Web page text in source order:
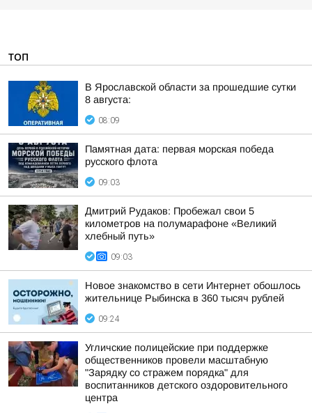
ТОП
В Ярославской области за прошедшие сутки
8 августа:
08:09
Памятная дата: первая морская победа
русского флота
09:03
Дмитрий Рудаков: Пробежал свои 5
километров на полумарафоне «Великий
хлебный путь»
09:03
Новое знакомство в сети Интернет обошлось
жительнице Рыбинска в 360 тысяч рублей
09:24
Угличские полицейские при поддержке
общественников провели масштабную
"Зарядку со стражем порядка" для
воспитанников детского оздоровительного
центра